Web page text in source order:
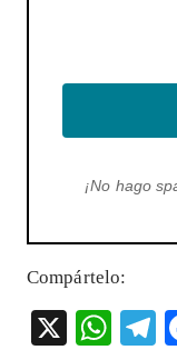
¡No hago
Compártelo:
X
W